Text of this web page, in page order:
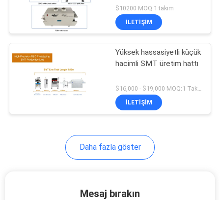
PCB Montaj Hattı
SMT Aksesuarları
yüksek hassasiyetli SMT
üretim hattı
$10200 MOQ:1 takım
İLETIŞIM
Yüksek hassasiyetli küçük
hacimli SMT üretim hattı
$16,000 - $19,000 MOQ:1 Takım
İLETIŞIM
Daha fazla göster
Mesaj bırakın